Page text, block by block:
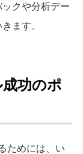
クや分析デー
ます。
功のポ
ためには、い